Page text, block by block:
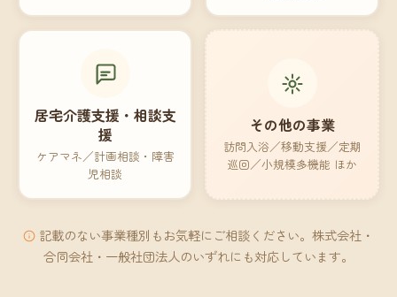
居宅介護支援・相談支
援
ケアマネ／計画相談・障害
児相談
その他の事業
訪問入浴／移動支援／定期
巡回／小規模多機能 ほか
記載のない事業種別もお気軽にご相談ください。株式会社・
合同会社・一般社団法人のいずれにも対応しています。